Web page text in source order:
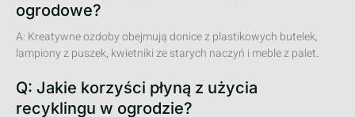
ogrodowe?
A: Kreatywne ozdoby obejmują donice z plastikowych butelek,
lampiony z puszek, kwietniki ze starych naczyń i meble z palet.
Q: Jakie korzyści płyną z użycia
recyklingu w ogrodzie?